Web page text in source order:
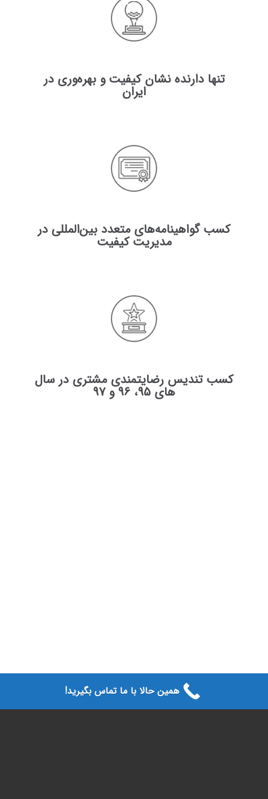
تنها دارنده نشان کیفیت و بهره‌‌وری در
ایران
کسب گواهینامه‌های متعدد بین‌المللی در
مدیریت کیفیت
کسب تندیس رضایتمندی مشتری در سال
های 95، 96 و 97
همین حالا با ما تماس بگیرید!